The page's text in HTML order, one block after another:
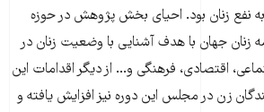
نفع زنان بود. احیای بخش پژوهش‌ در حوزه‌
زنان جهان با هدف آشنایی با وضعیت زنان در
اقتصادی، فرهنگی و... از دیگر اقدامات این
زن در مجلس این دوره نیز افزایش یافته و